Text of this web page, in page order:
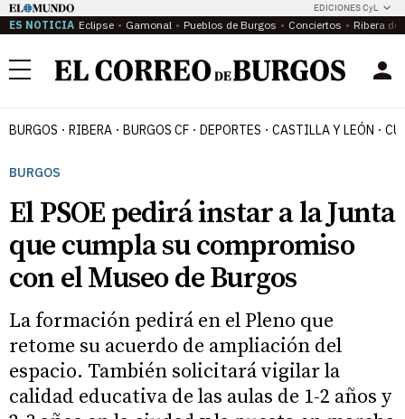
EDICIONES CyL
ES NOTICIA Eclipse Gamonal Pueblos de Burgos Conciertos Ribera del
Menú
BURGOS RIBERA BURGOS CF DEPORTES CASTILLA Y LEÓN
BURGOS
El PSOE pedirá instar a la Junta
que cumpla su compromiso
con el Museo de Burgos
La formación pedirá en el Pleno que
retome su acuerdo de ampliación del
espacio. También solicitará vigilar la
calidad educativa de las aulas de 1-2 años y